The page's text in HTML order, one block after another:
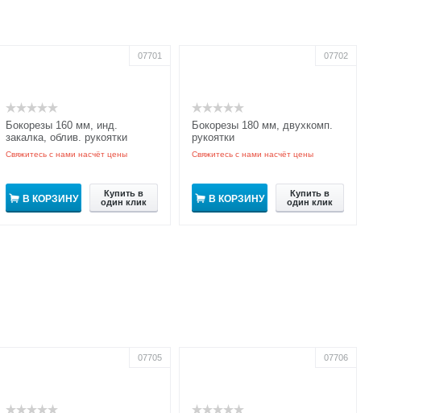
07701
Бокорезы 160 мм, инд.
закалка, облив. рукоятки
Свяжитесь с нами насчёт цены
В КОРЗИНУ
Купить в
один клик
07702
Бокорезы 180 мм, двухкомп.
рукоятки
Свяжитесь с нами насчёт цены
В КОРЗИНУ
Купить в
один клик
07705 07706